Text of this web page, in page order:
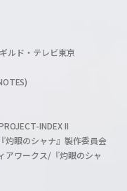
ルド・テレビ東京
INDEX II
灼眼のシャナ』製作委員会
アワークス/『灼眼のシャ